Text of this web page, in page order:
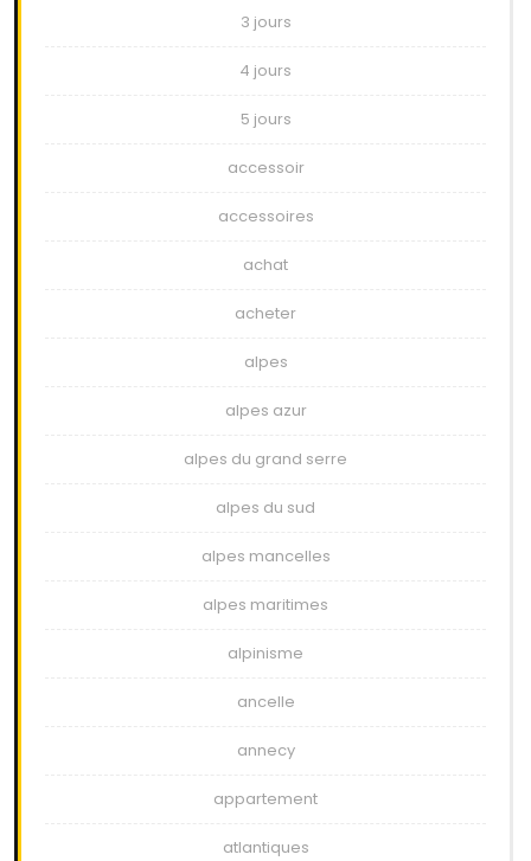
3 jours
4 jours
5 jours
accessoir
accessoires
achat
acheter
alpes
alpes azur
alpes du grand serre
alpes du sud
alpes mancelles
alpes maritimes
alpinisme
ancelle
annecy
appartement
atlantiques